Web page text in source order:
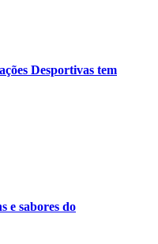
Desportivas tem
e sabores do